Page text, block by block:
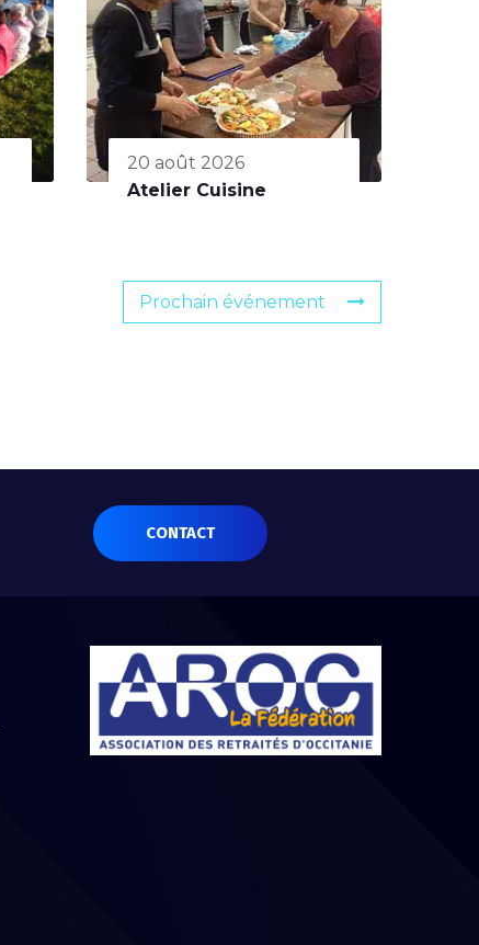
20 août 2026
Atelier Cuisine
Prochain événement
CONTACT